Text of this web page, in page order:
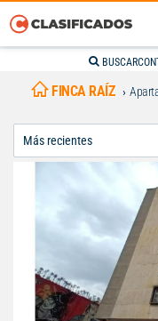
BUSCAR
FINCA RAÍZ